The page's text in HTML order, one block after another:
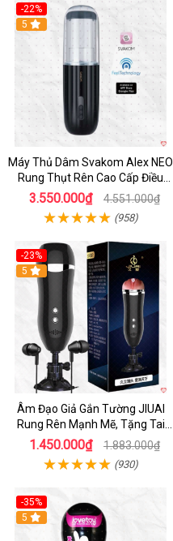
-22%
5
Máy Thủ Dâm Svakom Alex NEO
Rung Thụt Rên Cao Cấp Điều
Khiển App
3.550.000₫ 4.551.000₫
(958)
-23%
5
Âm Đạo Giả Gắn Tường JIUAI
Rung Rên Mạnh Mẽ, Tặng Tai
Nghe
1.450.000₫ 1.883.000₫
(930)
-35%
5